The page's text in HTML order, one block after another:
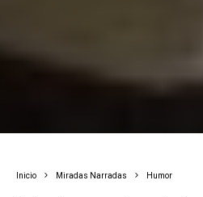
Inicio Miradas Narradas Humor